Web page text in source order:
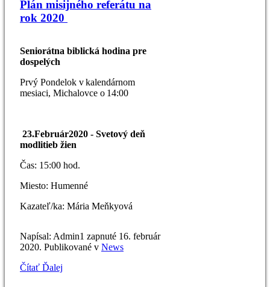
Plán misijného referátu na
rok 2020
Seniorátna biblická hodina pre
dospelých
Prvý Pondelok v kalendárnom
mesiaci, Michalovce o 14:00
23.Február2020 - Svetový deň
modlitieb žien
Čas: 1 5:00 hod.
Miesto: Humenné
Kazateľ/ka: Mária Meňkyová
Napísal: Admin1 zapnuté 16. február
2020. Publikované v News
Čítať Ďalej